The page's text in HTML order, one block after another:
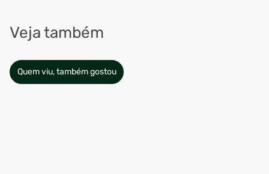
Veja também
Quem viu, também gostou